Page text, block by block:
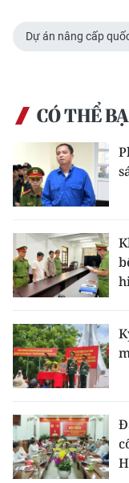
Dự án nâng cấp
CÓ THỂ